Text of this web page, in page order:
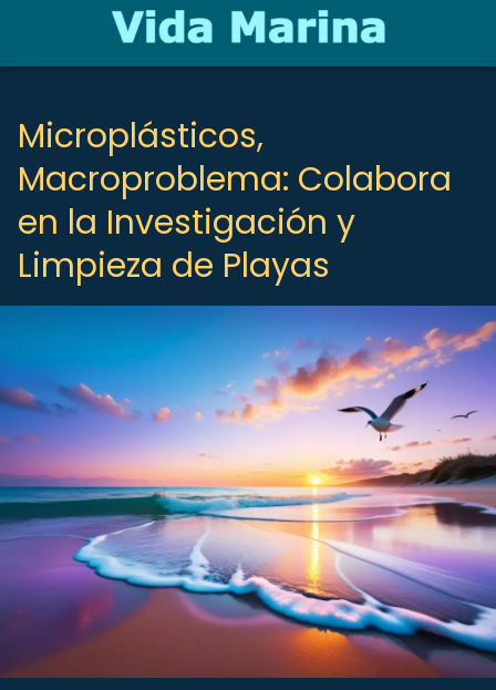
Microplásticos,
Macroproblema: Colabora
en la Investigación y
Limpieza de Playas